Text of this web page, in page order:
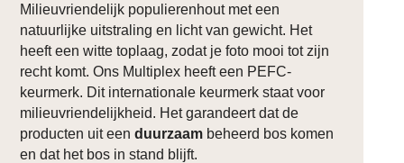
Milieuvriendelijk populierenhout met een
natuurlijke uitstraling en licht van gewicht. Het
heeft een witte toplaag, zodat je foto mooi tot zijn
recht komt. Ons Multiplex heeft een PEFC-
keurmerk. Dit internationale keurmerk staat voor
milieuvriendelijkheid. Het garandeert dat de
producten uit eenduurzaam beheerd bos komen
en dat het bos in stand blijft.